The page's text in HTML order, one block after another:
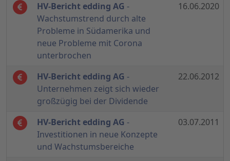
HV-Bericht edding AG -
Wachstumstrend durch alte
Probleme in Südamerika und
neue Probleme mit Corona
unterbrochen
16.06.2020
HV-Bericht edding AG -
Unternehmen zeigt sich wieder
großzügig bei der Dividende
22.06.2012
HV-Bericht edding AG -
Investitionen in neue Konzepte
und Wachstumsbereiche
03.07.2011